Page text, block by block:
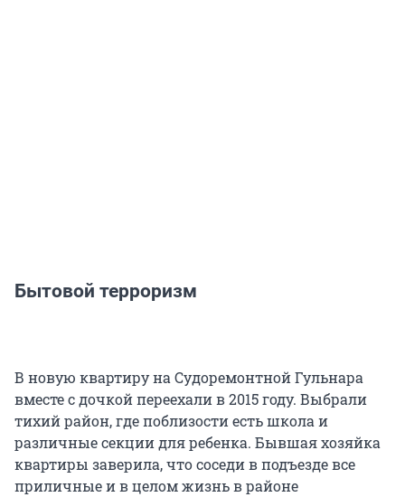
Бытовой терроризм
В новую квартиру на Судоремонтной Гульнара
вместе с дочкой переехали в 2015 году. Выбрали
тихий район, где поблизости есть школа и
различные секции для ребенка. Бывшая хозяйка
квартиры заверила, что соседи в подъезде все
приличные и в целом жизнь в районе